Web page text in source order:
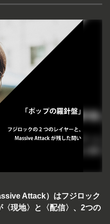
Attack）はフジロック
現地〉と〈配信〉、2つの